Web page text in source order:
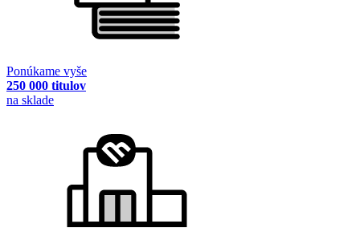
Ponúkame vyše
250 000 titulov
na sklade